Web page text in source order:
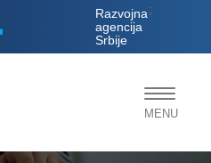
Razvojna
agencija
Srbije
;
Toggle
MENU